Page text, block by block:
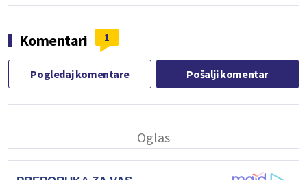
Komentari 1
Pogledaj komentare Pošalji komentar